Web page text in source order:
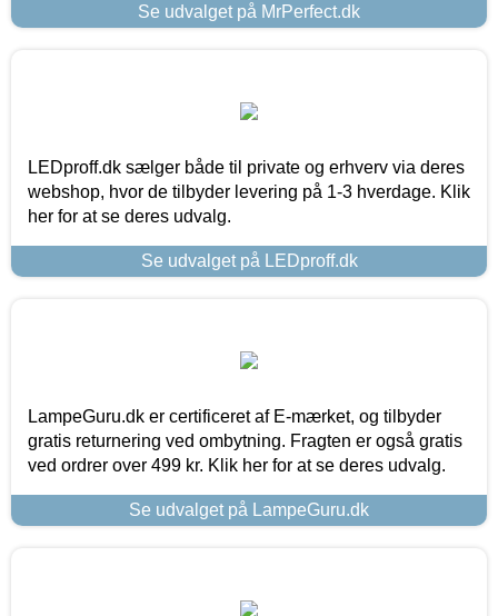
Se udvalget på MrPerfect.dk
LEDproff.dk sælger både til private og erhverv via deres
webshop, hvor de tilbyder levering på 1-3 hverdage. Klik
her for at se deres udvalg.
Se udvalget på LEDproff.dk
LampeGuru.dk er certificeret af E-mærket, og tilbyder
gratis returnering ved ombytning. Fragten er også gratis
ved ordrer over 499 kr. Klik her for at se deres udvalg.
Se udvalget på LampeGuru.dk